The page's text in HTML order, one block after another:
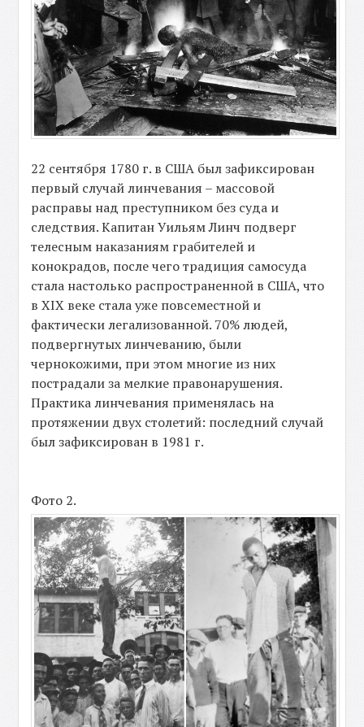
22 сентября 1780 г. в США был зафиксирован
первый случай линчевания – массовой
расправы над преступником без суда и
следствия. Капитан Уильям Линч подверг
телесным наказаниям грабителей и
конокрадов, после чего традиция самосуда
стала настолько распространенной в США, что
в XIX веке стала уже повсеместной и
фактически легализованной. 70% людей,
подвергнутых линчеванию, были
чернокожими, при этом многие из них
пострадали за мелкие правонарушения.
Практика линчевания применялась на
протяжении двух столетий: последний случай
был зафиксирован в 1981 г.
Фото 2.